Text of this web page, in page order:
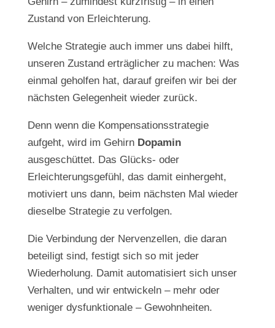
Zustand von Erleichterung.
Welche Strategie auch immer uns dabei hilft,
unseren Zustand erträglicher zu machen: Was
einmal geholfen hat, darauf greifen wir bei der
nächsten Gelegenheit wieder zurück.
Denn wenn die Kompensationsstrategie
aufgeht, wird im Gehirn Dopamin
ausgeschüttet. Das Glücks- oder
Erleichterungsgefühl, das damit einhergeht,
motiviert uns dann, beim nächsten Mal wieder
dieselbe Strategie zu verfolgen.
Die Verbindung der Nervenzellen, die daran
beteiligt sind, festigt sich so mit jeder
Wiederholung. Damit automatisiert sich unser
Verhalten, und wir entwickeln – mehr oder
weniger dysfunktionale – Gewohnheiten.